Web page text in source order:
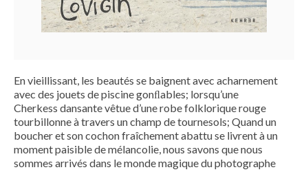
En vieillissant, les beautés se baignent avec acharnement
avec des jouets de piscine gonﬂables; lorsqu’une
Cherkess dansante vêtue d’une robe folklorique rouge
tourbillonne à travers un champ de tournesols; Quand un
boucher et son cochon fraîchement abattu se livrent à un
moment paisible de mélancolie, nous savons que nous
sommes arrivés dans le monde magique du photographe